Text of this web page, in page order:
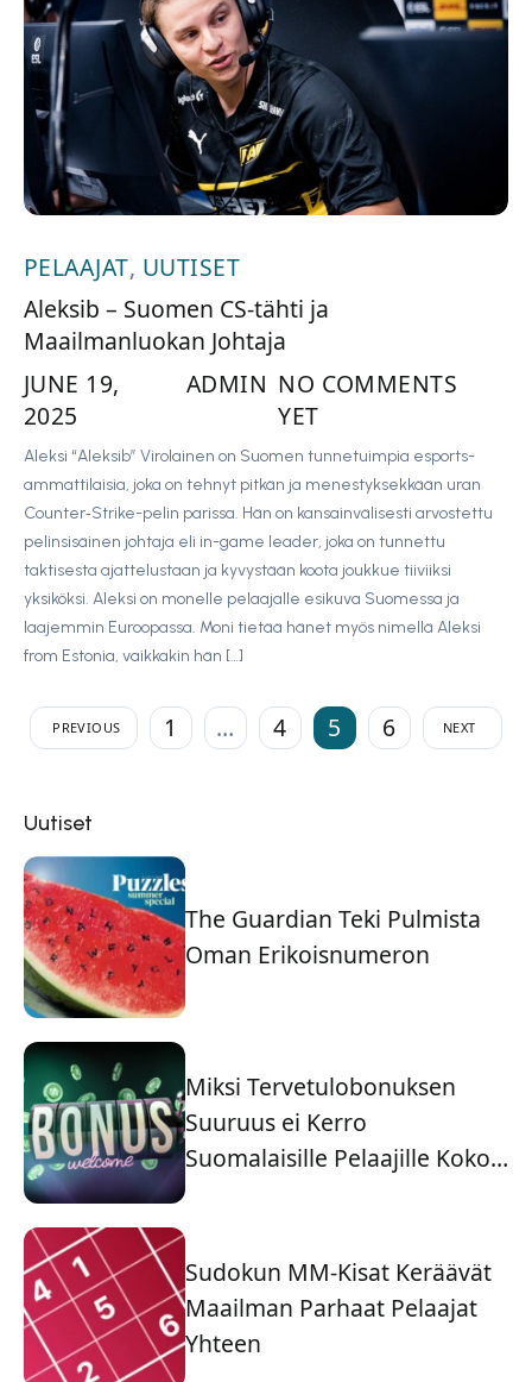
PELAAJAT, UUTISET
Aleksib – Suomen CS-tähti ja
Maailmanluokan Johtaja
JUNE 19,
2025
ADMIN NO COMMENTS
YET
Aleksi “Aleksib” Virolainen on Suomen tunnetuimpia esports-
ammattilaisia, joka on tehnyt pitkän ja menestyksekkään uran
Counter‑Strike-pelin parissa. Hän on kansainvälisesti arvostettu
pelinsisäinen johtaja eli in-game leader, joka on tunnettu
taktisesta ajattelustaan ja kyvystään koota joukkue tiiviiksi
yksiköksi. Aleksi on monelle pelaajalle esikuva Suomessa ja
laajemmin Euroopassa. Moni tietää hänet myös nimellä Aleksi
from Estonia, vaikkakin hän […]
PREVIOUS 1 … 4 5 6 NEXT
Uutiset
The Guardian Teki Pulmista
Oman Erikoisnumeron
Miksi Tervetulobonuksen
Suuruus ei Kerro
Suomalaisille Pelaajille Koko
Sudokun MM-Kisat Keräävät
Maailman Parhaat Pelaajat
Yhteen